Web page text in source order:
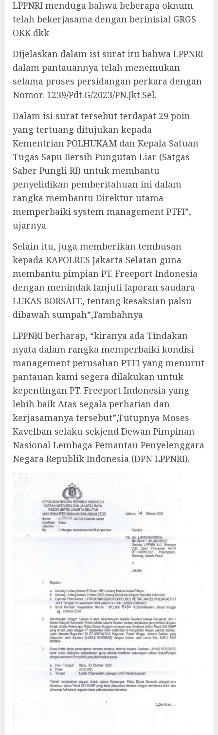
LPPNRI menduga bahwa beberapa oknum
telah bekerjasama dengan berinisial GRGS
OKK dkk
Dijelaskan dalam isi surat itu bahwa LPPNRI
dalam pantauannya telah menemukan
selama proses persidangan perkara dengan
Nomor. 1239/Pdt.G/2023/PN.Jkt.Sel.
Dalam isi surat tersebut terdapat 29 poin
yang tertuang ditujukan kepada
Kementrian POLHUKAM dan Kepala Satuan
Tugas Sapu Bersih Pungutan Liar (Satgas
Saber Pungli RI) untuk membantu
penyelidikan pemberitahuan ini dalam
rangka membantu Direktur utama
memperbaiki system management PTFI”,
ujarnya.
Selain itu, juga memberikan tembusan
kepada KAPOLRES Jakarta Selatan guna
membantu pimpian PT. Freeport Indonesia
dengan menindak lanjuti laporan saudara
LUKAS BORSAFE, tentang kesaksian palsu
dibawah sumpah”,Tambahnya
LPPNRI berharap, “kiranya ada Tindakan
nyata dalam rangka memperbaiki kondisi
management perusahan PTFI yang menurut
pantauan kami segera dilakukan untuk
kepentingan PT. Freeport Indonesia yang
lebih baik Atas segala perhatian dan
kerjasamanya tersebut”,Tutupnya Moses
Kavelban selaku sekjend Dewan Pimpinan
Nasional Lembaga Pemantau Penyelenggara
Negara Republik Indonesia (DPN LPPNRI).